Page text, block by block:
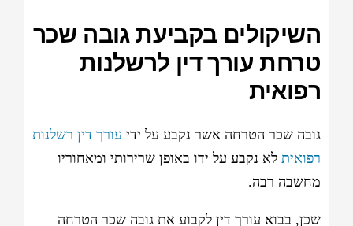
השיקולים בקביעת גובה שכר
טרחת עורך דין לרשלנות
רפואית
גובה שכר הטרחה אשר נקבע על ידי עורך דין רשלנות
רפואית לא נקבע על ידו באופן שרירותי ומאחוריו
מחשבה רבה.
שכן, בבוא עורך דין לקבוע את גובה שכר הטרחה